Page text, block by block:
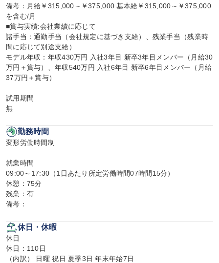
備考：月給￥315,000～￥375,000 基本給￥315,000～￥375,000
を含む/月
■賞与実績:会社業績に応じて
諸手当：通勤手当（会社規定に基づき支給）、残業手当（残業時
間に応じて別途支給）
モデル年収：年収430万円 入社3年目 新卒3年目メンバー（月給30
万円＋賞与）、年収540万円 入社6年目 新卒6年目メンバー（月給
37万円＋賞与）
試用期間
無
勤務時間
変形労働時間制
就業時間
09:00～17:30（1日あたり所定労働時間07時間15分）
休憩：75分
残業：有
備考：
休日・休暇
休日
休日：110日
（内訳） 日曜 祝日 夏季3日 年末年始7日